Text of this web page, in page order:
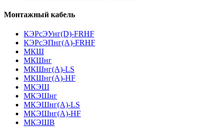
Монтажный кабель
КЭРсЭУнг(D)-FRHF
КЭРсЭПнг(А)-FRHF
МКШ
МКШнг
МКШнг(А)-LS
МКШнг(А)-HF
МКЭШ
МКЭШнг
МКЭШнг(А)-LS
МКЭШнг(А)-HF
МКЭШВ